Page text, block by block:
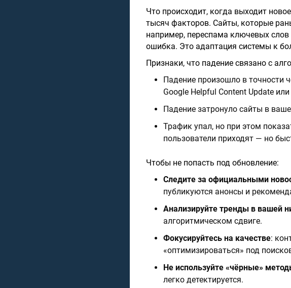
Что происходит, когда выходит
тысяч факторов. Сайты, которые
например, переспама ключевых
ошибка. Это адаптация системы к
Признаки, что падение связано с
Падение произошло в точности
Google Helpful Content Update
Падение затронуло сайты в
Трафик упал, но при этом
пользователи приходят — но
Чтобы не попасть под обновление:
Следите за официальными
публикуются анонсы и
Анализируйте тренды в вашей
алгоритмическом сдвиге.
Фокусируйтесь на качестве:
«оптимизироваться» под
Не используйте «чёрные»
легко детектируется.